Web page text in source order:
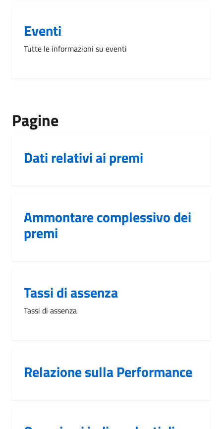
Eventi
Tutte le informazioni su eventi
Pagine
Dati relativi ai premi
Ammontare complessivo dei
premi
Tassi di assenza
Tassi di assenza
Relazione sulla Performance